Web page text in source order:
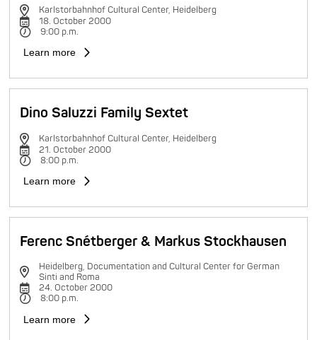
Karlstorbahnhof Cultural Center, Heidelberg
18. October 2000
9:00 p.m.
Learn more
Dino Saluzzi Family Sextet
Karlstorbahnhof Cultural Center, Heidelberg
21. October 2000
8:00 p.m.
Learn more
Ferenc Snétberger & Markus Stockhausen
Heidelberg, Documentation and Cultural Center for German
Sinti and Roma
24. October 2000
8:00 p.m.
Learn more